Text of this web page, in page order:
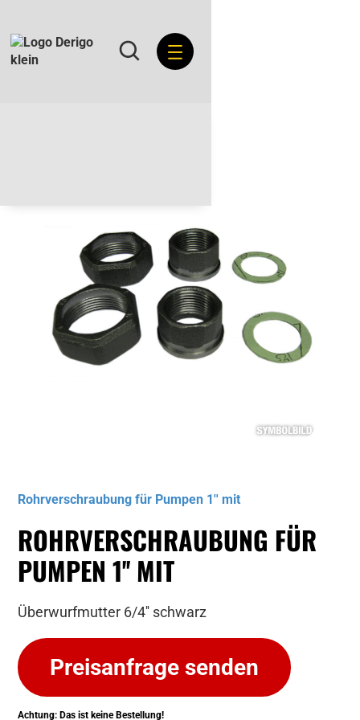
Rohrverschraubung für Pumpen 1'' mit
ROHRVERSCHRAUBUNG FÜR
PUMPEN 1'' MIT
Überwurfmutter 6/4'' schwarz
Preisanfrage senden
Achtung: Das ist keine Bestellung!